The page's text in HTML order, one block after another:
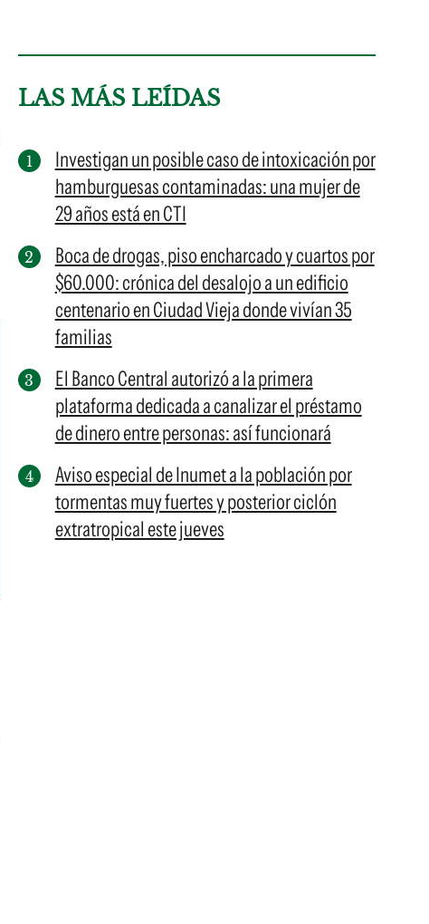
LAS MÁS LEÍDAS
Investigan un posible caso de intoxicación por
hamburguesas contaminadas: una mujer de
29 años está en CTI
Boca de drogas, piso encharcado y cuartos por
$60.000: crónica del desalojo a un edificio
centenario en Ciudad Vieja donde vivían 35
familias
El Banco Central autorizó a la primera
plataforma dedicada a canalizar el préstamo
de dinero entre personas: así funcionará
Aviso especial de Inumet a la población por
tormentas muy fuertes y posterior ciclón
extratropical este jueves